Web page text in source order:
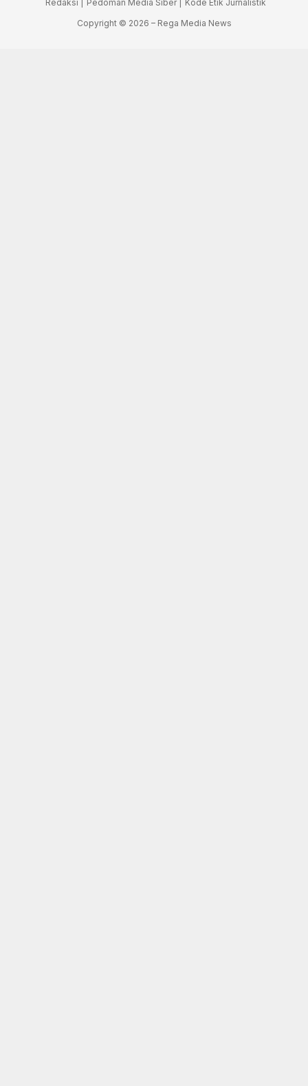
Redaksi | Pedoman Media Siber |
Kode Etik Jurnalistik
Copyright © 2026 – Rega Media News